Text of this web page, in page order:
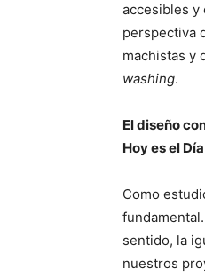
accesibles y
perspectiva
machistas y
washing.
El diseño
Hoy es el
Como
sentido, la
nuestros